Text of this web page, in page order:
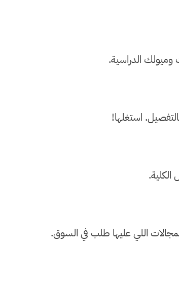
الدراسية.
استغلها!
اللي عليها طلب في السوق.